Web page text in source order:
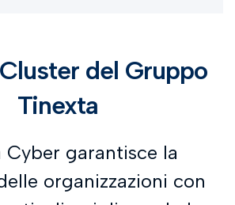
del Gruppo
Tinexta
Cyber garantisce la
organizzazioni con